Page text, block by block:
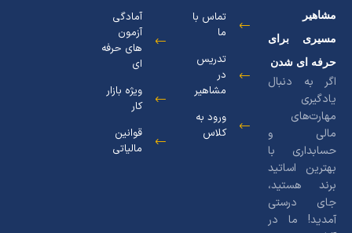
مشاهیر
مسیری برای
حرفه ای شدن
اگر به دنبال
یادگیری
مهارت‌های
مالی و
حسابداری با
بهترین اساتید
برند هستید،
جای درستی
آمدید! ما در
تماس با
ما
تدریس
در
مشاهیر
ورود به
کلاس
آمادگی
آزمون
های حرفه
ای
ویژه بازار
کار
قوانین
مالیاتی